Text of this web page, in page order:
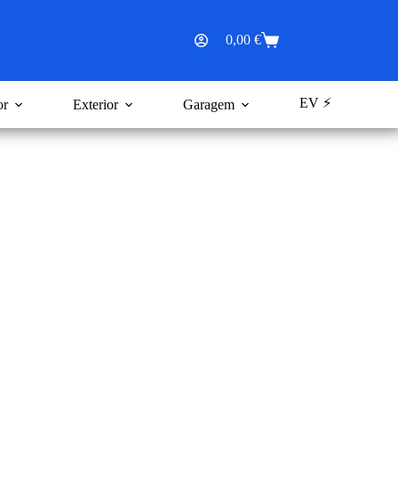
Carrinho
compras
0,00 €
Exterior Garagem EV ⚡